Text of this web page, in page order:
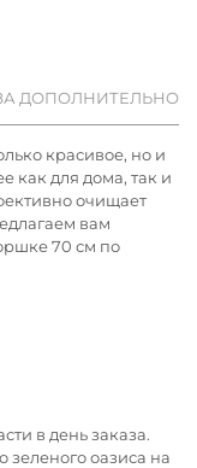
ДОПОЛНИТЕЛЬНО
красивое, но и
как для дома, так и
очищает
вам
70 см по
в день заказа.
зеленого оазиса на